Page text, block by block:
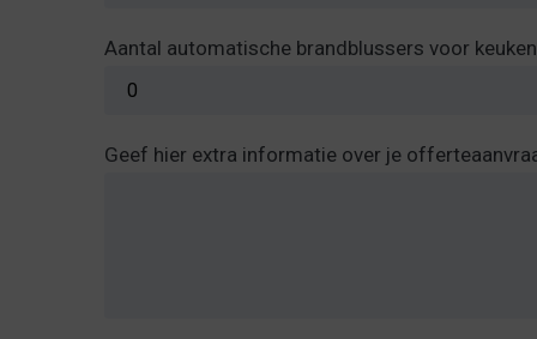
Aantal automatische brandblussers voor
Geef hier extra informatie over je